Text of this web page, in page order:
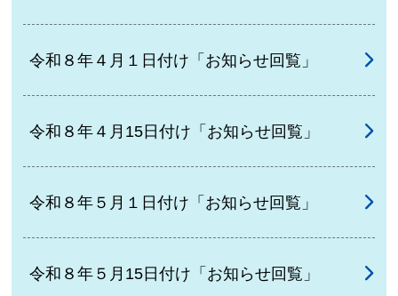
令和８年４月１日付け「お知らせ回覧」
令和８年４月15日付け「お知らせ回覧」
令和８年５月１日付け「お知らせ回覧」
令和８年５月15日付け「お知らせ回覧」